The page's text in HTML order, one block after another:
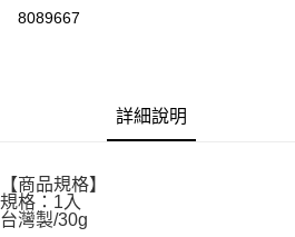
付款後全家取貨
每筆NT$60，滿NT$599(含以上)免運費
每筆NT$60，滿NT$599(含以上)免運費
8089667
詳細說明
【商品規格】
規格：1入
台灣製/30g